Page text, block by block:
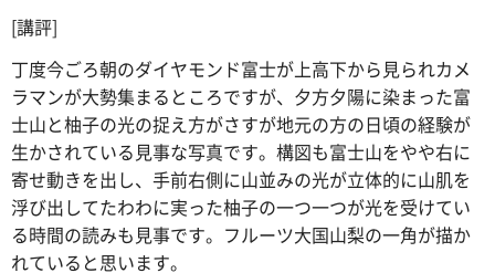
[講評]
丁度今ごろ朝のダイヤモンド富士が上高下から見られカメ
ラマンが大勢集まるところですが、夕方夕陽に染まった富
士山と柚子の光の捉え方がさすが地元の方の日頃の経験が
生かされている見事な写真です。構図も富士山をやや右に
寄せ動きを出し、手前右側に山並みの光が立体的に山肌を
浮び出してたわわに実った柚子の一つ一つが光を受けてい
る時間の読みも見事です。フルーツ大国山梨の一角が描か
れていると思います。